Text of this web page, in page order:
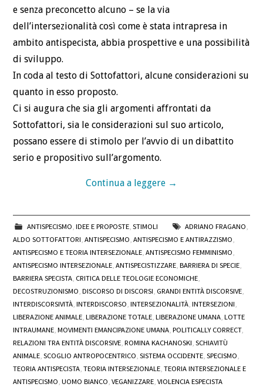
e senza preconcetto alcuno – se la via
dell’intersezionalità così come è stata intrapresa in
ambito antispecista, abbia prospettive e una possibilità
di sviluppo.
In coda al testo di Sottofattori, alcune considerazioni su
quanto in esso proposto.
Ci si augura che sia gli argomenti affrontati da
Sottofattori, sia le considerazioni sul suo articolo,
possano essere di stimolo per l’avvio di un dibattito
serio e propositivo sull’argomento.
Continua a leggere →
ANTISPECISMO, IDEE E PROPOSTE, STIMOLI ADRIANO FRAGANO,
ALDO SOTTOFATTORI,ANTISPECISMO,ANTISPECISMO E ANTIRAZZISMO,
ANTISPECISMO E TEORIA INTERSEZIONALE,ANTISPECISMO FEMMINISMO,
ANTISPECISMO INTERSEZIONALE,ANTISPECISTIZZARE,BARRIERA DI SPECIE,
BARRIERA SPECISTA, CRITICA DELLE TEOLOGIE ECONOMICHE,
DECOSTRUZIONISMO,DISCORSO DI DISCORSI, GRANDI ENTITÀ DISCORSIVE,
INTERDISCORSIVITÀ,INTERDISCORSO,INTERSEZIONALITÀ,INTERSEZIONI,
LIBERAZIONE ANIMALE,LIBERAZIONE TOTALE,LIBERAZIONE UMANA,LOTTE
INTRAUMANE,MOVIMENTI EMANCIPAZIONE UMANA,POLITICALLY CORRECT,
RELAZIONI TRA ENTITÀ DISCORSIVE,ROMINA KACHANOSKI,SCHIAVITÙ
ANIMALE,SCOGLIO ANTROPOCENTRICO,SISTEMA OCCIDENTE,SPECISMO,
TEORIA ANTISPECISTA,TEORIA INTERSEZIONALE,TEORIA INTERSEZIONALE E
ANTISPECISMO,UOMO BIANCO,VEGANIZZARE,VIOLENCIA ESPECISTA